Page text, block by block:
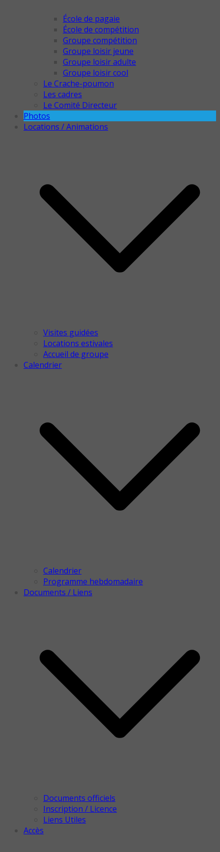
École de pagaie
École de compétition
Groupe compétition
Groupe loisir jeune
Groupe loisir adulte
Groupe loisir cool
Le Crache-poumon
Les cadres
Le Comité Directeur
Photos
Locations / Animations
Visites guidées
Locations estivales
Accueil de groupe
Calendrier
Calendrier
Programme hebdomadaire
Documents / Liens
Documents officiels
Inscription / Licence
Liens Utiles
Accès